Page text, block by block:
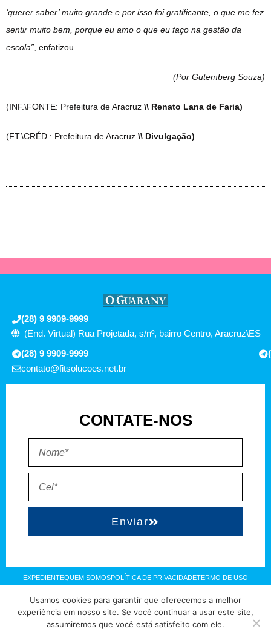
‘querer saber’ muito grande e por isso foi gratificante, o que me fez
sentir muito bem, porque eu amo o que eu faço na gestão da
escola” , enfatizou.
(Por Gutemberg Souza)
(INF.\FONTE: Prefeitura de Aracruz \\ Renato Lana de Faria)
(FT.\CRÉD.: Prefeitura de Aracruz \\ Divulgação)
(28) 9 9909-9999
(End. Virtual) Rua Projetada, s/nº, bairro Centro, Aracruz\ES
(28) 9 9909-9999
contato@fitsolucoes.net.br
CONTATE-NOS
Enviar
EXPEDIENTEQUEM SOMOSPOLÍTICA DE PRIVACIDADETERMO DE USO
Direitos reservados à FIT Soluções = Atualizado pelo Consórcio de
Agências: Kriativuz – Philadelphia – AGS2 = Hospedado em
Usamos cookies para garantir que oferecemos a melhor
experiência em nosso site. Se você continuar a usar este site,
assumiremos que você está satisfeito com ele.